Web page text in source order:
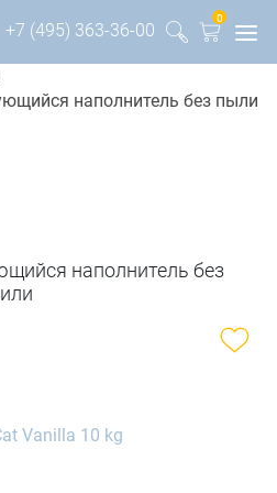
+7 (495) 363-36-00
0
наполнитель без пыли
наполнитель без